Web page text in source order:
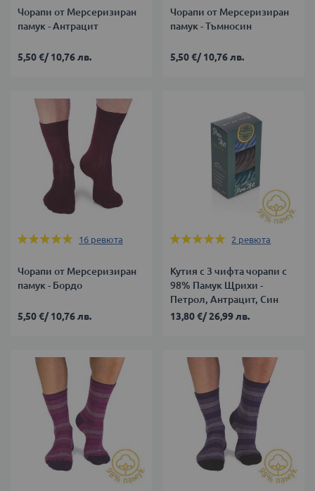
Чорапи от Мерсеризиран
памук - Антрацит
5,50 €/10,76 лв.
Чорапи от Мерсеризиран
памук - Тъмносин
5,50 €/10,76 лв.
Оценка:
16 ревюта
Чорапи от Мерсеризиран
памук - Бордо
5,50 €/10,76 лв.
Оценка:
2 ревюта
Кутия с 3 чифта чорапи с
98% Памук Щрихи -
Петрол, Антрацит, Син
13,80 €/26,99 лв.